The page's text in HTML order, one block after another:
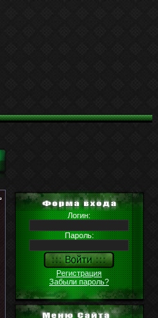
Логин:
Пароль:
Регистрация
Забыли пароль?